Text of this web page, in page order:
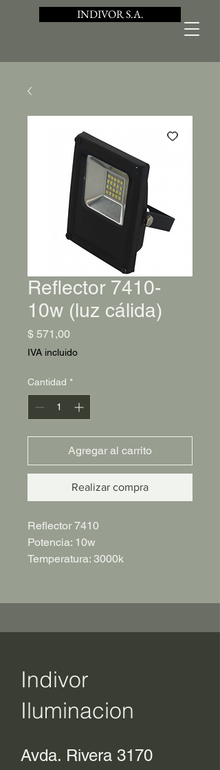
INDIVOR S.A.
Reflector 7410-
10w (luz cálida)
$ 571,00Precio
IVA incluido
Cantidad *
Agregar al carrito
Realizar compra
Reflector 7410
Potencia: 10w
Temperatura: 3000k
Indivor
Iluminacion
Avda. Rivera 3170